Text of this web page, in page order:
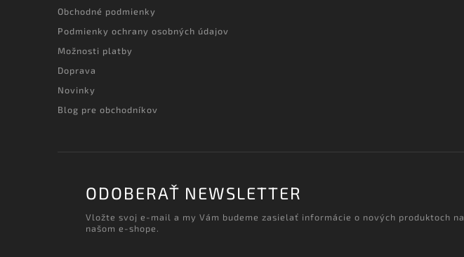
Obchodné podmienky
Podmienky ochrany osobných údajov
Možnosti platby
Doprava
Novinky
Blog pre obchodníkov
ODOBERAŤ NEWSLETTER
Vložte svoj e-mail a my Vám budeme zasielať informácie o nových produktoch na
našom e-shope.